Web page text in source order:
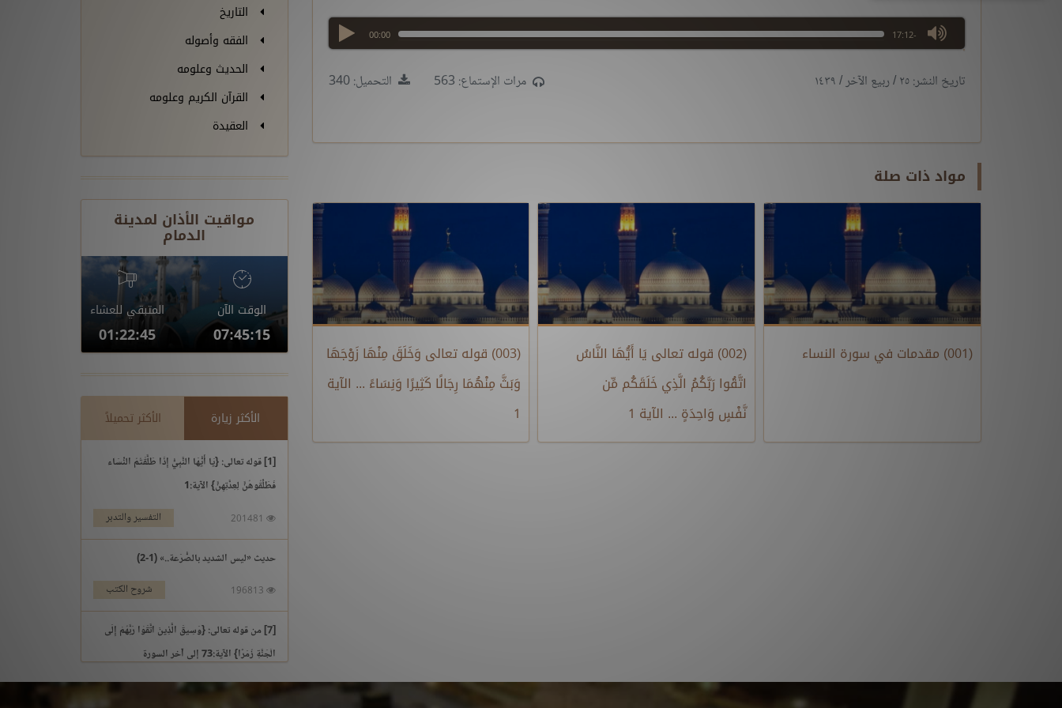
00:00 -17:12
max volume
تاريخ النشر: ٢٥ / ربيع الآخر / ١٤٣٩ التحميل: 340 مرات الإستماع: 563
مواد ذات صلة
(001) مقدمات في سورة النساء
(002) قوله تعالى يَا أَيُّهَا النَّاسُ
اتَّقُوا رَبَّكُمُ الَّذِي خَلَقَكُم مِّن
نَّفْسٍ وَاحِدَةٍ ... الآية 1
(003) قوله تعالى وَخَلَقَ مِنْهَا زَوْجَهَا
وَبَثَّ مِنْهُمَا رِجَالًا كَثِيرًا وَنِسَاءً ... الآية
1
التاريخ
الفقه وأصوله
الحديث وعلومه
القرآن الكريم وعلومه
العقيدة
مواقيت الأذان لمدينة
الدمام
الوقت الآن
07:45:16
المتبقي للعشاء
01:22:44
الأكثر زيارة الأكثر تحميلاً
[1] قوله تعالى: {يَا أَيُّهَا النَّبِيُّ إِذَا طَلَّقْتُمُ النِّسَاء
فَطَلِّقُوهُنَّ لِعِدَّتِهِنَّ} الآية:1
التفسير والتدبر
حديث «ليس الشديد بالصُّرَعة..» (1-2)
شروح الكتب
[7] من قوله تعالى: {وَسِيقَ الَّذِينَ اتَّقَوْا رَبَّهُمْ إِلَى
الْجَنَّةِ زُمَرًا} الآية:73 إلى آخر السورة
التفسير والتدبر